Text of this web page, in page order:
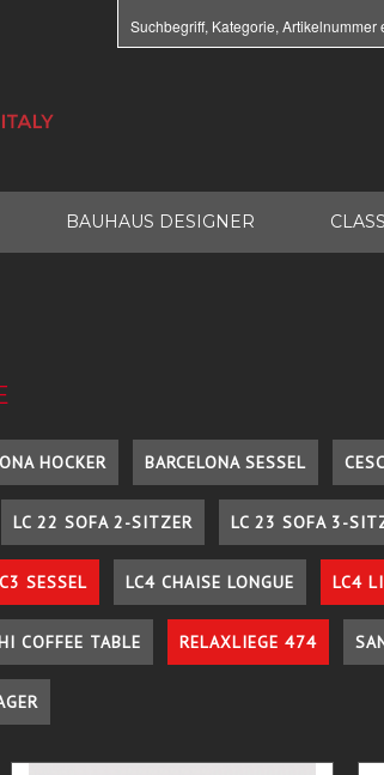
BAUHAUS DESIGNER
HOCKER BARCELONA SESSEL
LC 22 SOFA 2-SITZER LC 23 SOFA 3-
SESSEL LC4 CHAISE LONGUE LC4
COFFEE TABLE RELAXLIEGE 474